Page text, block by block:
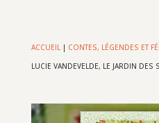
ACCUEIL| CONTES, LÉGENDES ET
LUCIE VANDEVELDE, LE JARDIN DES